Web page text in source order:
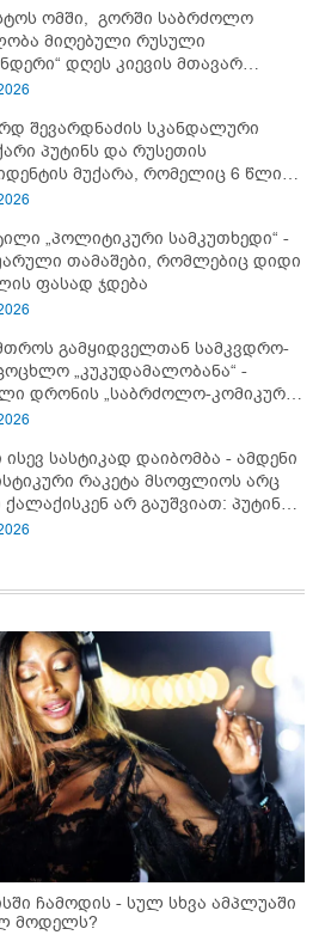
ომში, გორში საბრძოლო
მიღებული რუსული
დღეს კიევის მთავარ
იქცა
შევარდნაძის სკანდალური
პუტინს და რუსეთის
მუქარა, რომელიც 6 წლის
აასრულა
„პოლიტიკური სამკუთხედი“ -
თამაშები, რომლებიც დიდი
ფასად ჯდება
გამყიდველთან სამკვდრო-
„კუკუდამალობანა“ -
დრონის „საბრძოლო-კომიკური“
ისევ სასტიკად დაიბომბა - ამდენი
რაკეტა მსოფლიოს არც
არ გაუშვიათ: პუტინის
ანტირეკორდი
ჩამოდის - სულ სხვა ამპლუაში
მოდელს?